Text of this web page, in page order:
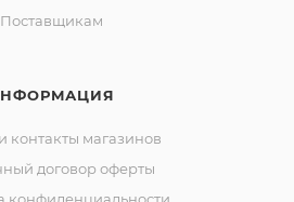
Поставщикам
контакты магазинов
договор оферты